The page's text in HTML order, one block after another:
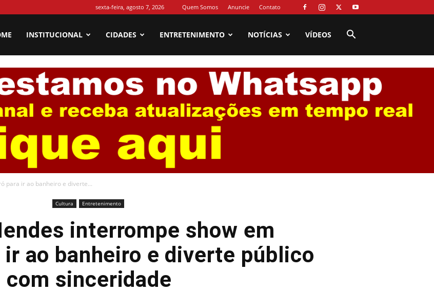
sexta-feira, agosto 7, 2026 Quem Somos Anuncie Contato
INSTITUCIONAL CIDADES ENTRETENIMENTO NOTÍCIAS VÍDEOS
para ir ao banheiro e diverte...
Cultura Entretenimento
interrompe show em
ir ao banheiro e diverte público
com sinceridade